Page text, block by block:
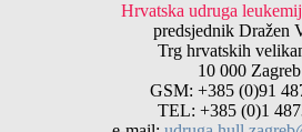
Hrvatska udruga
predsjednik Dražen
Trg hrvatskih
10 000 Zagreb
GSM: +385 (0)91
TEL: +385 (0)1